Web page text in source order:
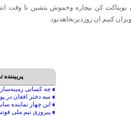
بویناکت کن بیچاره وخموش بنشین تا وقت
کنیم.ان روزدیرنخاهدبود
پربیننده ترین